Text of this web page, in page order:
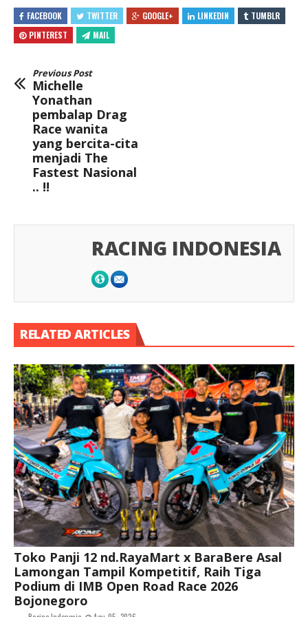
FACEBOOK TWITTER GOOGLE+ LINKEDIN
TUMBLR
PINTEREST
MAIL
Previous Post
Michelle
Yonathan
pembalap Drag
Race wanita
yang bercita-cita
menjadi The
Fastest Nasional
.. !!
RACING INDONESIA
RELATED ARTICLES
Toko Panji 12 nd.RayaMart x BaraBere Asal
Lamongan Tampil Kompetitif, Raih Tiga
Podium di IMB Open Road Race 2026
Bojonegoro